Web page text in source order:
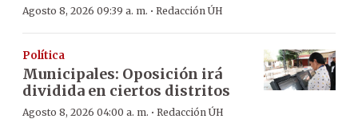
Agosto 8, 2026 09:39 a. m. · Redacción ÚH
Política
Municipales: Oposición irá
dividida en ciertos distritos
Agosto 8, 2026 04:00 a. m. · Redacción ÚH